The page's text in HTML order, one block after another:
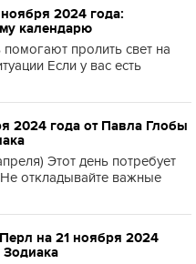
2024 года:
календарю
пролить свет на
Если у вас есть
2024 года от Павла Глобы
Этот день потребует
откладывайте важные
на 21 ноября 2024
Зодиака